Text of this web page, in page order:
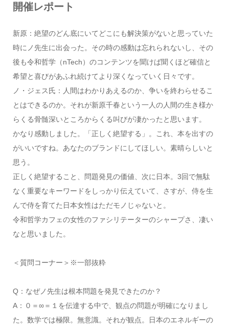
開催レポート
新原：絶望のどん底にいてどこにも解決策がないと思っていた
時にノ先生に出会った。その時の感動は忘れられないし、その
後も令和哲学（nTech）のコンテンツを聞けば聞くほど確信と
希望と喜びがあふれ続けてより深くなっていく日々です。
ノ・ジェス氏：人間はわかりあえるのか、争いを終わらせるこ
とはできるのか。それが新原千春という一人の人間の生き様か
らくる骨髄深いところからくる叫びが凄かったと思います。
かなり感動しました。「正しく絶望する」。これ、本を出すの
がいいですね。あなたのブランドにしてほしい。素晴らしいと
思う。
正しく絶望すること、問題発見の価値、次に日本。3回で無駄
なく重要なキーワードをしっかり伝えていて、さすが、侍を生
んで侍を育てた日本女性はただモノじゃないと。
令和哲学カフェの女性のファシリテーターのシャープさ、凄い
なと思いました。
＜質問コーナー＞※一部抜粋
Q：なぜノ先生は根本問題を発見できたのか？
A：０＝∞＝１を伝達する中で、観点の問題が明確になりまし
た。数学では極限。無意識。それが観点。日本のエネルギーの